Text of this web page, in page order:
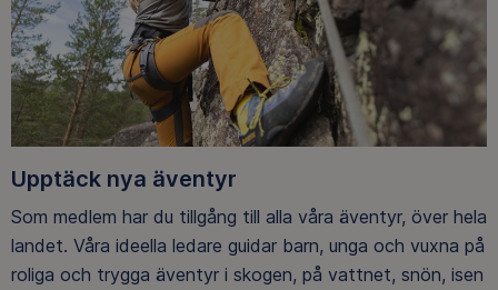
Upptäck nya äventyr
Som medlem har du tillgång till alla våra äventyr, över hela
landet. Våra ideella ledare guidar barn, unga och vuxna på
roliga och trygga äventyr i skogen, på vattnet, snön, isen